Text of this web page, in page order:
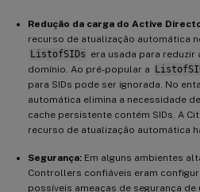
Redução da carga do Active
recurso de atualização automática
ListofSIDs era usada para
domínio. Ao pré-popular a
para SIDs pode ser ignorada. No
automática elimina a necessidade
cache persistente contém SIDs. A
recurso de atualização automática
Segurança: Em alguns ambientes
Controllers confiáveis eram
possíveis ameaças de segurança de